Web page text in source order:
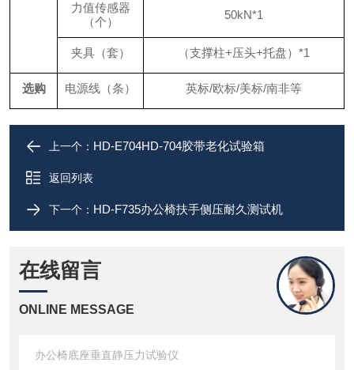
力值传感器
（个）
50kN*1
夹具（套） （支撑柱+压头+托盘）*1
选购 电源线（条） 英标/欧标/美标/南非等
上一个： HD-E704HD-704胶带老化试验箱
返回列表
下一个： HD-F735办公椅扶手侧压耐久测试机
在线留言
ONLINE MESSAGE